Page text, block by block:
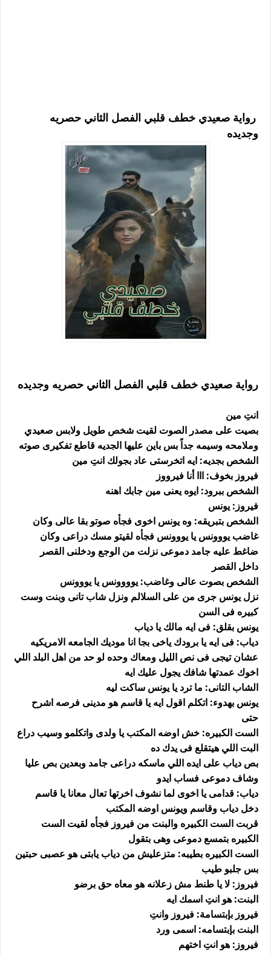
رواية صعيدي خطف قلبي الفصل الثاني حصريه
وجديده
رواية صعيدي خطف قلبي الفصل الثاني حصريه وجديده
انتِ مين
بصيت على مصدر الصوت لقيت شخص طويل ولابس صعيدي
وملامحه وسيمه جداً بس باين عليها الجديه قاطع تفكيرى صوته
الشخص بجديه: ايه اتخرستى عاد بجولك انتِ مين
فيروز بخوف: ااا أنا فيرووز
الشخص ببرود: ايوه يعنى مين جابك اهنه
فيروز: يونس
الشخص بتبريقه: وه يونس اخوى فجأه صوتو بقا عالى وكان
غاضب يووونس يا يووونس فجأه لقيتو مسك دراعى وكان
ضاغط عليه جامد دموعى نزلت من الوجع ودخلنى القصر
داخل القصر
الشخص بصوت عالى وغاضب: يوووونس يا يووونس
نزل يونس جرى من على السلالم ونزل شاب تانى وبنت وست
كبيره فى السن
يونس بقلق: فى ايه مالك يا دياب
دياب: فى ايه يا برودك ياخى بجا انا موديك الجامعه الامريكيه
عشان تيجى فى نص الليل ومعاك وحده لو حد من اهل البلد اللي
اخوك عمدتها شافك يجول عليك ايه
الشاب التانى: ما ترد يا يونس ساكت ليه
يونس بهدوء: اتكلم اقول ايه يا قاسم هو مدينى فرصه اشرح
حتى
الست الكبيره: خش اوضه المكتب يا ولدى واتكلمو وسيب دراع
البت اللي هيتقلع فى يدك ده
بص دياب على ايده اللي ماسكه دراعى جامد وبعدين بص عليا
وشاف دموعى فساب ايدو
دياب: قدامى يا اخوى لما نشوف اخرتها تعال معانا يا قاسم
دخل دياب وقاسم ويونس اوضه المكتب
قربت الست الكبيره والبنت من فيروز فجأه لقيت الست
الكبيره بتمسع دموعى وهى بتقول
الست الكبيره بطيبه: متزعليش من دياب يابتى هو عصبى حبتين
بس جلبو طيب
فيروز: لا يا طنط مش زعلانه هو معاه حق برضو
البنت: هو انتِ اسمك ايه
فيروز بإبتسامة: فيروز وانتِ
البنت بإبتسامه: اسمى ورد
فيروز: هو انتِ اختهم